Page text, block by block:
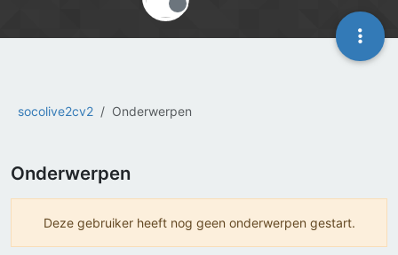
socolive2cv2 Onderwerpen
Offline
Onderwerpen
Deze gebruiker heeft nog geen onderwerpen gestart.